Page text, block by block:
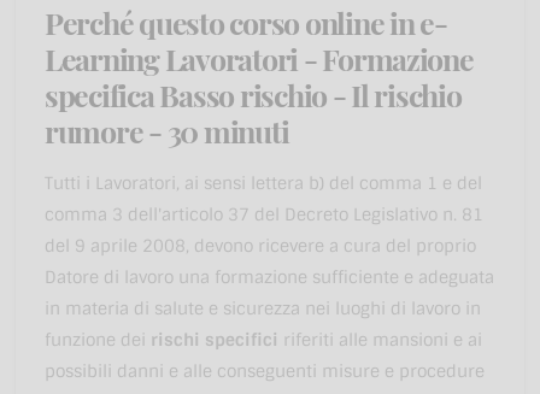
Perché questo corso online in e-
Learning Lavoratori - Formazione
specifica Basso rischio - Il rischio
rumore - 30 minuti
Tutti i Lavoratori, ai sensi lettera b) del comma 1 e del
comma 3 dell'articolo 37 del Decreto Legislativo n. 81
del 9 aprile 2008, devono ricevere a cura del proprio
Datore di lavoro una formazione sufficiente e adeguata
in materia di salute e sicurezza nei luoghi di lavoro in
funzione dei rischi specifici riferiti alle mansioni e ai
possibili danni e alle conseguenti misure e procedure